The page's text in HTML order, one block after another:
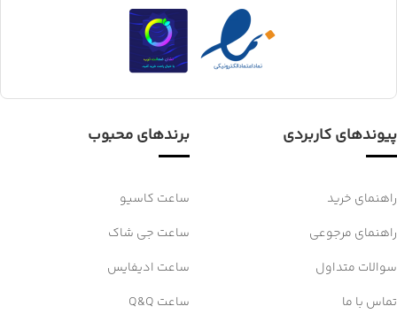
پیوندهای کاربردی
راهنمای خرید
راهنمای مرجوعی
سوالات متداول
تماس با ما
برندهای محبوب
ساعت کاسیو
ساعت جی شاک
ساعت ادیفایس
ساعت Q&Q